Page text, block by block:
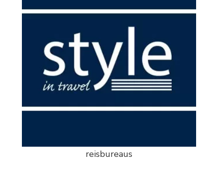
reisbureaus